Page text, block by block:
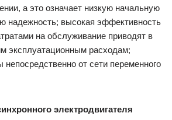
а это означает низкую начальную
надежность; высокая эффективность
на обслуживание приводят в
эксплуатационным расходам;
непосредственно от сети переменного
электродвигателя